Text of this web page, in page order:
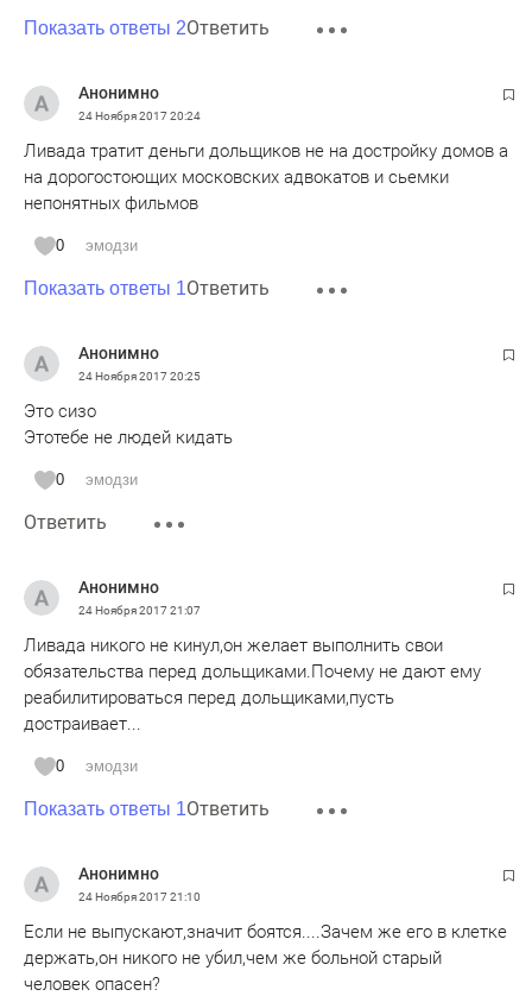
Показать ответы 2Ответить
Анонимно
24 Ноября 201720:24
Ливада тратит деньги дольщиков не на достройку домов а
на дорогостоющих московских адвокатов и сьемки
непонятных фильмов
0 эмодзи
Показать ответы 1Ответить
Анонимно
24 Ноября 201720:25
Это сизо
Этотебе не людей кидать
0 эмодзи
Ответить
Анонимно
24 Ноября 201721:07
Ливада никого не кинул,он желает выполнить свои
обязательства перед дольщиками.Почему не дают ему
реабилитироваться перед дольщиками,пусть
достраивает...
0 эмодзи
Показать ответы 1Ответить
Анонимно
24 Ноября 201721:10
Если не выпускают,значит боятся....Зачем же его в клетке
держать,он никого не убил,чем же больной старый
человек опасен?